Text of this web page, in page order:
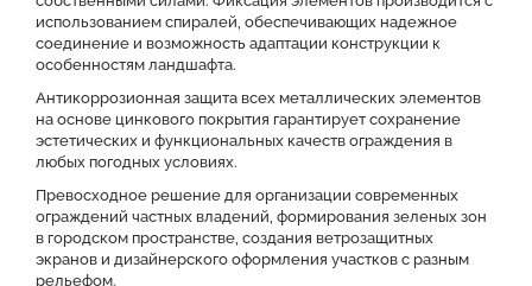
использованием спиралей, обеспечивающих надежное
соединение и возможность адаптации конструкции к
особенностям ландшафта.
Антикоррозионная защита всех металлических элементов
на основе цинкового покрытия гарантирует сохранение
эстетических и функциональных качеств ограждения в
любых погодных условиях.
Превосходное решение для организации современных
ограждений частных владений, формирования зеленых зон
в городском пространстве, создания ветрозащитных
экранов и дизайнерского оформления участков с разным
рельефом.